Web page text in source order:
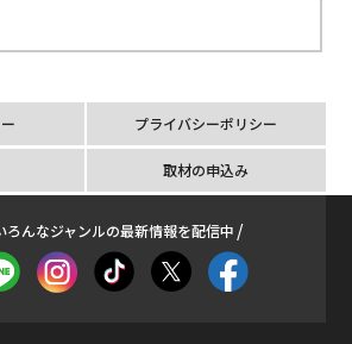
プライバシーポリシー
取材の申込み
ろんなジャンルの最新情報を配信中